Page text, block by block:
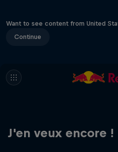
Want to see content from United
Continue
J'en veux encore !